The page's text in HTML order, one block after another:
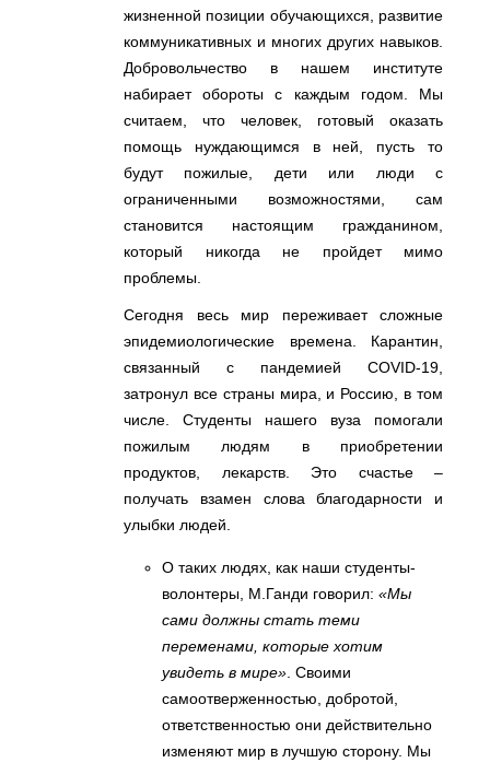
жизненной позиции обучающихся, развитие
коммуникативных и многих других навыков.
Добровольчество в нашем институте
набирает обороты с каждым годом. Мы
считаем, что человек, готовый оказать
помощь нуждающимся в ней, пусть то
будут пожилые, дети или люди с
ограниченными возможностями, сам
становится настоящим гражданином,
который никогда не пройдет мимо
проблемы.
Сегодня весь мир переживает сложные
эпидемиологические времена. Карантин,
связанный с пандемией COVID-19,
затронул все страны мира, и Россию, в том
числе. Студенты нашего вуза помогали
пожилым людям в приобретении
продуктов, лекарств. Это счастье –
получать взамен слова благодарности и
улыбки людей.
О таких людях, как наши студенты-
волонтеры, М.Ганди говорил: «Мы
сами должны стать теми
переменами, которые хотим
увидеть в мире» . Своими
самоотверженностью, добротой,
ответственностью они действительно
изменяют мир в лучшую сторону. Мы